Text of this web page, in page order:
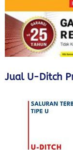
Jual U-Ditch